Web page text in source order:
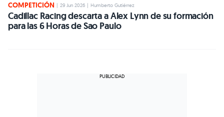
COMPETICIÓN | 29 Jun 2026 | Humberto Gutiérrez
Cadillac Racing descarta a Alex Lynn de su formación
para las 6 Horas de Sao Paulo